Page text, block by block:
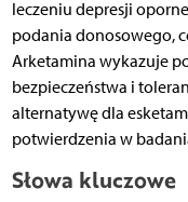
leczeniu depresji
podania donosowego,
Arketamina wykazuje
bezpieczeństwa i
alternatywę dla
potwierdzenia w
Słowa kluczowe